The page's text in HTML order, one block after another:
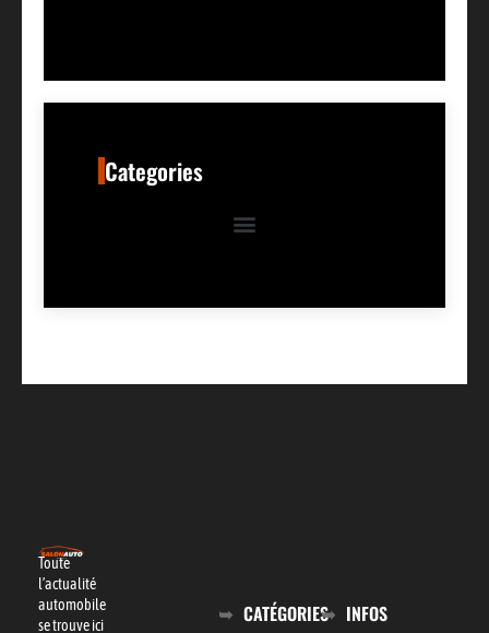
Categories
Toute
l’actualité
automobile
se trouve ici
CATÉGORIES INFOS